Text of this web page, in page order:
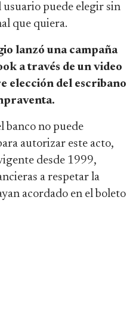
usuario puede elegir sin
que quiera.
lanzó una campaña
a través de un video
elección del escribano
banco no puede
autorizar este acto,
desde 1999,
a respetar la
acordado en el boleto